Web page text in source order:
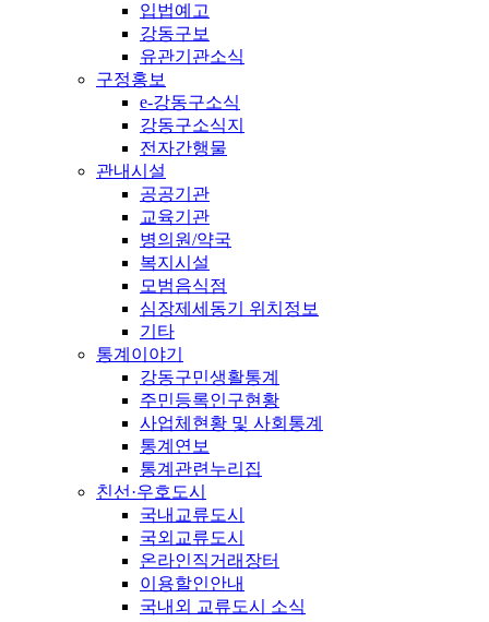
입법예고
강동구보
유관기관소식
구정홍보
e-강동구소식
강동구소식지
전자간행물
관내시설
공공기관
교육기관
병의원/약국
복지시설
모범음식점
심장제세동기 위치정보
기타
통계이야기
강동구민생활통계
주민등록인구현황
사업체현황 및 사회통계
통계연보
통계관련누리집
친선·우호도시
국내교류도시
국외교류도시
온라인직거래장터
이용할인안내
국내외 교류도시 소식